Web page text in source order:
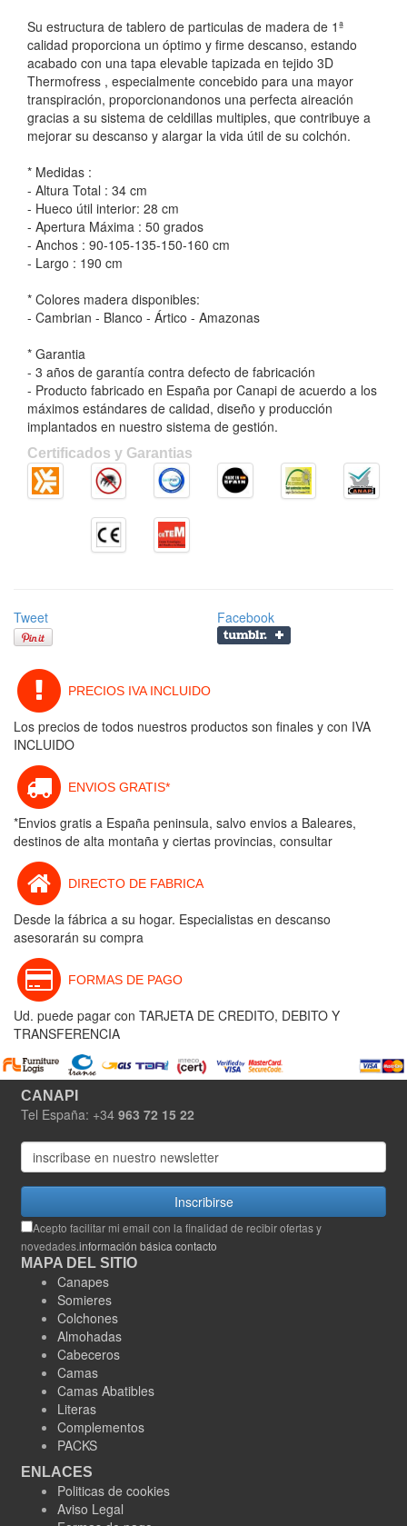
Su estructura de tablero de particulas de madera de 1ª
calidad proporciona un óptimo y firme descanso, estando
acabado con una tapa elevable tapizada en tejido 3D
Thermofress , especialmente concebido para una mayor
transpiración, proporcionandonos una perfecta aireación
gracias a su sistema de celdillas multiples, que contribuye a
mejorar su descanso y alargar la vida útil de su colchón.
* Medidas :
- Altura Total : 34 cm
- Hueco útil interior: 28 cm
- Apertura Máxima : 50 grados
- Anchos : 90-105-135-150-160 cm
- Largo : 190 cm
* Colores madera disponibles:
- Cambrian - Blanco - Ártico - Amazonas
* Garantia
- 3 años de garantía contra defecto de fabricación
- Producto fabricado en España por Canapi de acuerdo a los
máximos estándares de calidad, diseño y producción
implantados en nuestro sistema de gestión.
Certificados y Garantias
Tweet Facebook
PRECIOS IVA INCLUIDO
Los precios de todos nuestros productos son finales y con IVA
INCLUIDO
ENVIOS GRATIS*
*Envios gratis a España peninsula, salvo envios a Baleares,
destinos de alta montaña y ciertas provincias, consultar
DIRECTO DE FABRICA
Desde la fábrica a su hogar. Especialistas en descanso
asesorarán su compra
FORMAS DE PAGO
Ud. puede pagar con TARJETA DE CREDITO, DEBITO Y
TRANSFERENCIA
CANAPI
Tel España: +34 963 72 15 22
Inscribirse
Acepto facilitar mi email con la finalidad de recibir ofertas y
novedades.información básica contacto
MAPA DEL SITIO
Canapes
Somieres
Colchones
Almohadas
Cabeceros
Camas
Camas Abatibles
Literas
Complementos
PACKS
ENLACES
Politicas de cookies
Aviso Legal